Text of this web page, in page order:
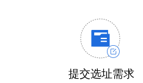
提交选址需求